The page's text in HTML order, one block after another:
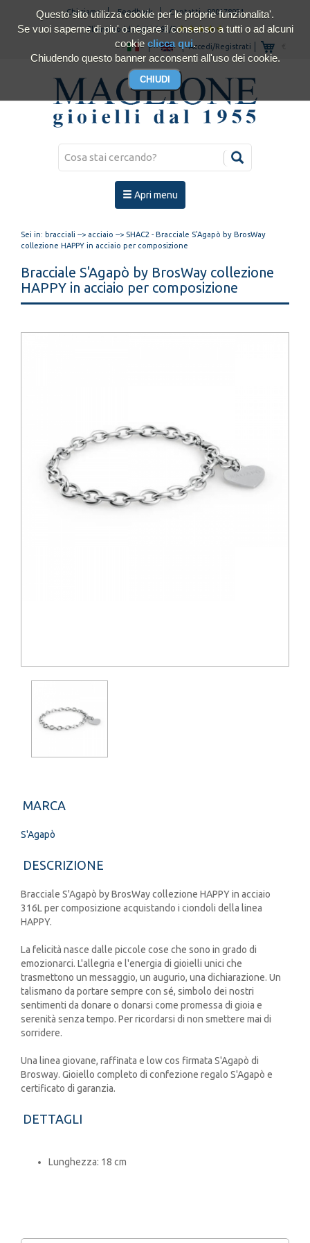
Chi siamo Feedback Contatti-800178921
Clienti soddisfatti 4.93/5
Accedi/Registrati
Apri menu
Sei in: bracciali --> acciaio --> SHAC2 - Bracciale S'Agapò by BrosWay
collezione HAPPY in acciaio per composizione
Bracciale S'Agapò by BrosWay collezione
HAPPY in acciaio per composizione
MARCA
S'Agapò
DESCRIZIONE
Bracciale S'Agapò by BrosWay collezione HAPPY in acciaio
316L per composizione acquistando i ciondoli della linea
HAPPY.
La felicità nasce dalle piccole cose che sono in grado di
emozionarci. L'allegria e l'energia di gioielli unici che
trasmettono un messaggio, un augurio, una dichiarazione. Un
talismano da portare sempre con sé, simbolo dei nostri
sentimenti da donare o donarsi come promessa di gioia e
serenità senza tempo. Per ricordarsi di non smettere mai di
sorridere.
Una linea giovane, raffinata e low cos firmata S'Agapò di
Brosway. Gioiello completo di confezione regalo S'Agapò e
certificato di garanzia.
DETTAGLI
Lunghezza: 18 cm
Questo sito utilizza cookie per le proprie funzionalita'.
Se vuoi saperne di piu' o negare il consenso a tutti o ad alcuni
cookie clicca qui.
Chiudendo questo banner acconsenti all'uso dei cookie.